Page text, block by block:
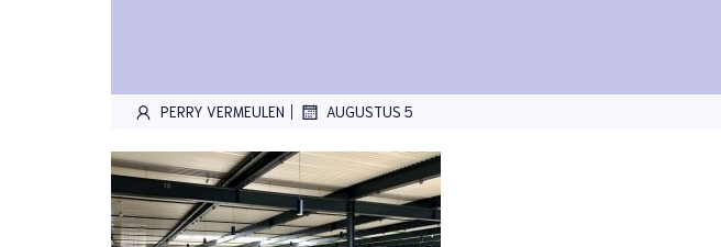
PERRY VERMEULEN | AUGUSTUS 5